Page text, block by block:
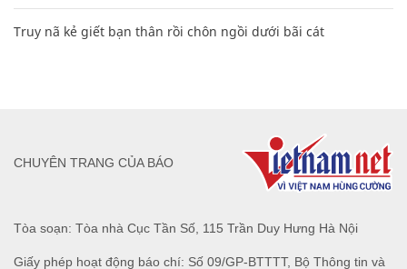
Truy nã kẻ giết bạn thân rồi chôn ngồi dưới bãi cát
Tòa soạn: Tòa nhà Cục Tần Số, 115 Trần Duy Hưng Hà Nội
Giấy phép hoạt động báo chí: Số 09/GP-BTTTT, Bộ Thông tin và
CHUYÊN TRANG CỦA BÁO